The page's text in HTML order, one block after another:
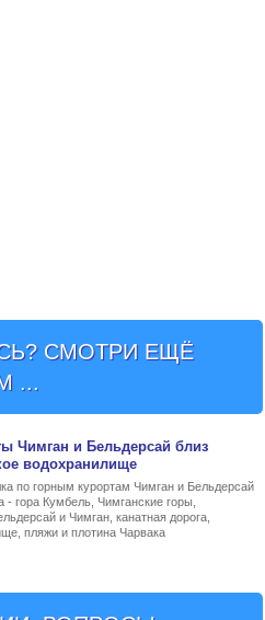
СМОТРИ ЕЩЁ
...
Чимган и Бельдерсай близ
водохранилище
по горным курортам Чимган и Бельдерсай
- гора Кумбель, Чимганские горы,
и Чимган, канатная дорога,
пляжи и плотина Чарвака